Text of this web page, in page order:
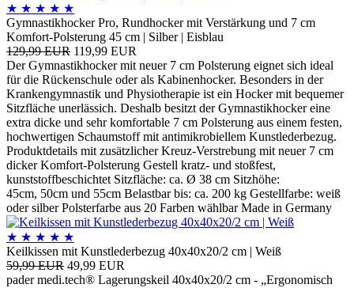
★ ★ ★ ★ ★
Gymnastikhocker Pro, Rundhocker mit Verstärkung und 7 cm
Komfort-Polsterung 45 cm | Silber | Eisblau
129,99 EUR 119,99 EUR
Der Gymnastikhocker mit neuer 7 cm Polsterung eignet sich ideal
für die Rückenschule oder als Kabinenhocker. Besonders in der
Krankengymnastik und Physiotherapie ist ein Hocker mit bequemer
Sitzfläche unerlässich. Deshalb besitzt der Gymnastikhocker eine
extra dicke und sehr komfortable 7 cm Polsterung aus einem festen,
hochwertigen Schaumstoff mit antimikrobiellem Kunstlederbezug.
Produktdetails mit zusätzlicher Kreuz-Verstrebung mit neuer 7 cm
dicker Komfort-Polsterung Gestell kratz- und stoßfest,
kunststoffbeschichtet Sitzfläche: ca. Ø 38 cm Sitzhöhe:
45cm, 50cm und 55cm Belastbar bis: ca. 200 kg Gestellfarbe: weiß
oder silber Polsterfarbe aus 20 Farben wählbar Made in Germany
★ ★ ★ ★ ★
Keilkissen mit Kunstlederbezug 40x40x20/2 cm | Weiß
59,99 EUR 49,99 EUR
pader medi.tech® Lagerungskeil 40x40x20/2 cm - „Ergonomisch